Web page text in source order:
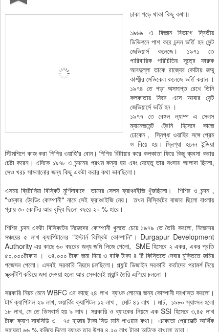
ঢাকা পড়ে থাকা কিছু কথা॥
১৯৬৯ এ বিজ্ঞান বিভাগে দ্বিতীয়
ডিভিশনে পাশ করে চন্দন ভর্তি হন সেন্ট
জেভিয়ার্স কলেজে। ১৯৭১ তে
পারিবারিক পরিচিতির সূত্রে ফারুক
আবদুল্লা তাকে রাজ্যের কোটায় জম্মু
কাশ্মীর মেডিকেল কলেজে ভর্তি করান ।
১৯৭৪ তে পড়া অসমাপ্ত রেখে তিনি
কলকাতায় ফিরে এসে আবার সেন্ট
জেভিয়ার্সে ভর্তি হন ।
১৯৭৭ তে বেঙ্গল ল্যাম্প এ সেলস
ম্যানেজমেন্ট ট্রেনি হিসেবে কাজে
ঢোকেন , স্নিগ্ধা ওয়াহির সঙ্গে প্রেম
ও বিয়ে হয়। স্নিগ্ধা হলেন ইন্ডিয়া
স্টিমশিপে কাজ করা শিশির ওয়াহি'র বোন। শিশির রিটায়ার করে কলকাতা ফিরে কিছু ব্যবসা করার
চেষ্টা করেন। এদিকে ১৯৭৮ এ চন্দনের প্রথম কন্যা হয় এবং যেহেতু তার সংসার আলাদা ছিলো,
সেও খরচ সামলানোর জন্য কিছু একটা করার কথা ভাবছিলো।
এসময় ব্রিটানিয়া বিস্কিট মুর্শিদাবাদে তাদের সেলস ফ্রাঞ্চাইজি খুঁজছিলো। শিশির ও চন্দন ,
"ওম্কার ট্রেডিং কোম্পানী" নামে সেই ফ্রাঞ্চাইজি নেয়। তখন বিস্কিটের বাজার ছিলো বাংলায়
প্রায় ৩০ কোটির আর বৃদ্ধি ছিলো বছরে ২০ % হারে।
শিশির চন্দন একটা বিস্কিটের নিজেদের কোম্পানী খুলতে চেয়ে ১৯৭৯ তে তৈরি করলো, নিজেদের
সঞ্চয়ের ৫ লাখ ক্যাপিটালের "ইস্টার্ন বিস্কিট কোম্পানি"। Durgapur Development
Authority এর কাছে ৬০ বছরের জন্য জমি লিজে পেলো, SME হিসেবে ২ একর, একর প্রতি
৫০,০০০টাকায় । ৩৪,০০০ টাকা জমা দিয়ে ও বাকি টাকা ৪ টি কিস্তিতে দেবার চুক্তিতে জমির
পজেসন পেলো। এসবই সরকারি নিয়মে চলছিলো। প্ল্যান্ট ডিজাইন সরকারি কর্তাদের পরামর্শ নিয়ে
স্ক্রুটিণি করিয়ে জমা দেওয়া হলো আর সেভাবেই প্ল্যান্ট তৈরি এগিয়ে চললো ।
সরকারি নিয়ম মেনে WBFC এর কাছে ২৪ লাখ ব্যাংক লোনের জন্য কোম্পানী দরখাস্ত করলো।
টার্ম ক্যাপিটাল ২৯ লাখ, ওয়ার্কিং ক্যাপিটল ১২ লাখ , মোট ৪১ লাখ । মার্চ, ১৯৮০ স্যাংসন হলো
১৮ লাখ, মে তে ডিসবার্স হয় ৯ লাখ। সরকারি ও ব্যাংকের নিয়মে এক SSI হিসেবে ৩,৪৫ লাখ
টাকা ক্যাশ সাবসিডি ও ৭৫ হাজার টাকা সিড মানি পাওয়ার কথা। একেতো প্রোজেক্ট আর্থিক
সহায়তা ৬৬ % কমিয়ে দিলো ব্যাংক তার উপর ৪,২০ লাখ টাকা আটকে রাখলো তারা।